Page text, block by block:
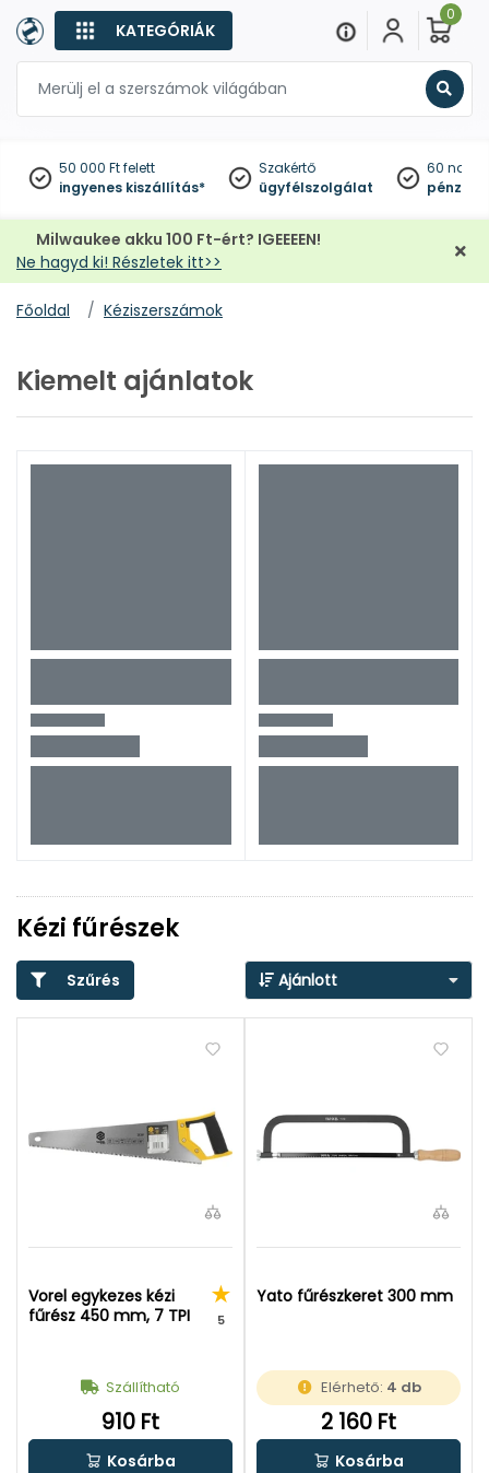
KATEGÓRIÁK
0
50 000 Ft felett
ingyenes kiszállítás*
Szakértő
ügyfélszolgálat
60
Milwaukee akku 100 Ft-ért? IGEEEEN!
Ne hagyd ki! Részletek itt>>
Főoldal Kéziszerszámok
Kiemelt ajánlatok
Kézi fűrészek
Szűrés Ajánlott
Vorel egykezes kézi
fűrész 450 mm, 7 TPI
5
Szállítható
910 Ft
Kosárba
Yato fűrészkeret 300 mm
Elérhető: 4 db
2 160 Ft
Kosárba